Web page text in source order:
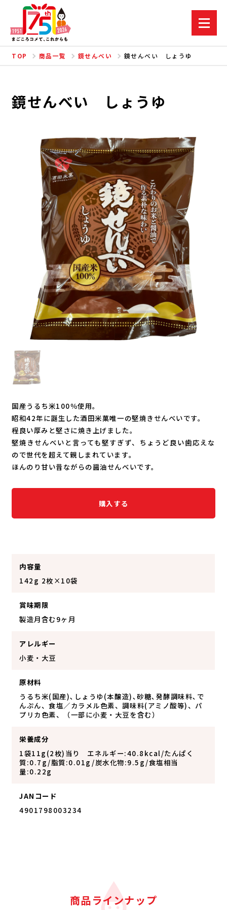
TOP 商品一覧 鏡せんべい 鏡せんべい しょうゆ
鏡せんべい しょうゆ
国産うるち米100％使用。
昭和42年に誕生した酒田米菓唯一の堅焼きせんべいです。
程良い厚みと堅さに焼き上げました。
堅焼きせんべいと言っても堅すぎず、ちょうど良い歯応えな
ので世代を超えて親しまれています。
ほんのり甘い昔ながらの醤油せんべいです。
購入する
内容量
142g 2枚×10袋
賞味期限
製造月含む9ヶ月
アレルギー
小麦・大豆
原材料
うるち米(国産)､しょうゆ(本醸造)､砂糖､発酵調味料､で
んぷん、食塩／カラメル色素、調味料(アミノ酸等)、パ
プリカ色素、（一部に小麦・大豆を含む）
栄養成分
1袋11g(2枚)当り エネルギー:40.8kcal/たんぱく
質:0.7g/脂質:0.01g/炭水化物:9.5g/食塩相当
量:0.22g
JANコード
4901798003234
商品ラインナップ